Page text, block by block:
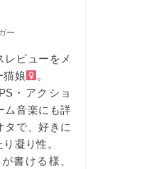
ー
レビューをメ
猫娘
。
・アクショ
ム音楽にも詳
タで、好きに
凝り性。
書ける様、